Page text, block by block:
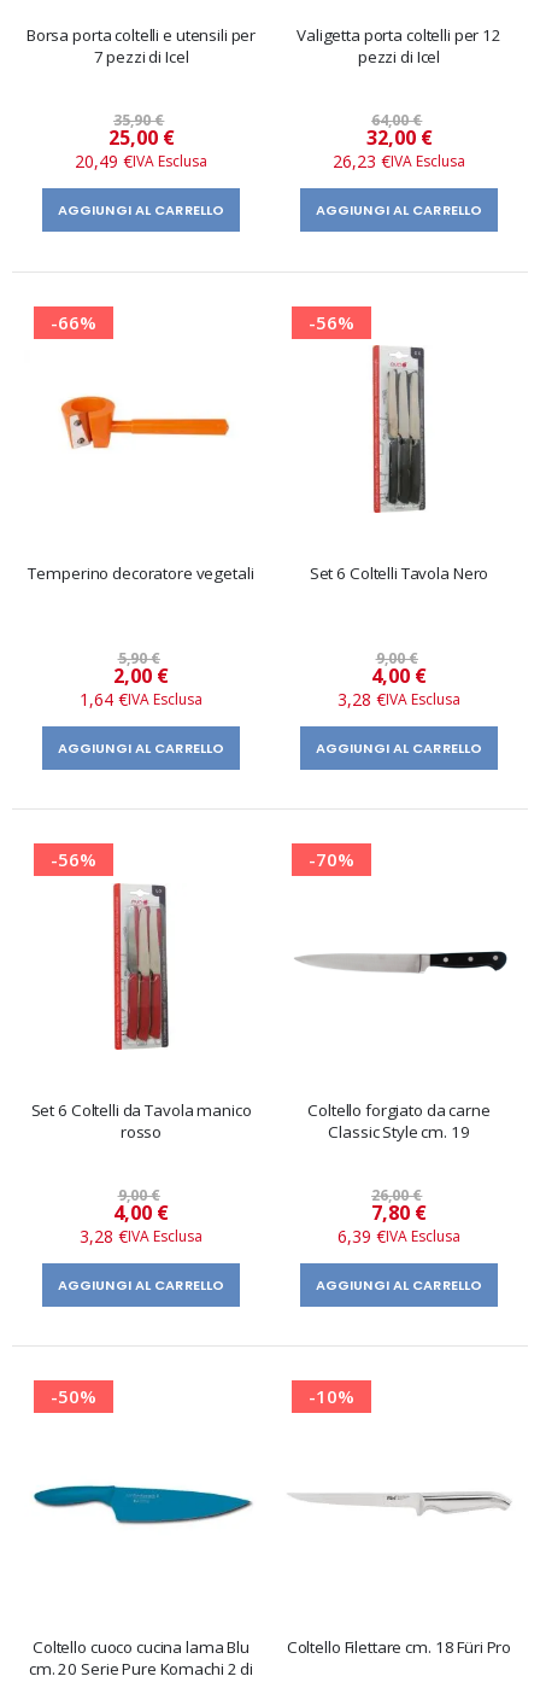
Borsa porta coltelli e utensili per
7 pezzi di Icel
35,90 €
Prezzo
speciale
25,00 €
20,49 €
AGGIUNGI AL CARRELLO
Valigetta porta coltelli per 12
pezzi di Icel
64,00 €
Prezzo
speciale
32,00 €
26,23 €
AGGIUNGI AL CARRELLO
-66%
Temperino decoratore vegetali
5,90 €
Prezzo
speciale
2,00 €
1,64 €
AGGIUNGI AL CARRELLO
-56%
Set 6 Coltelli Tavola Nero
9,00 €
Prezzo
speciale
4,00 €
3,28 €
AGGIUNGI AL CARRELLO
-56%
Set 6 Coltelli da Tavola manico
rosso
9,00 €
Prezzo
speciale
4,00 €
3,28 €
AGGIUNGI AL CARRELLO
-70%
Coltello forgiato da carne
Classic Style cm. 19
26,00 €
Prezzo
speciale
7,80 €
6,39 €
AGGIUNGI AL CARRELLO
-50%
Coltello cuoco cucina lama Blu
cm. 20 Serie Pure Komachi 2 di
-10%
Coltello Filettare cm. 18 Füri Pro